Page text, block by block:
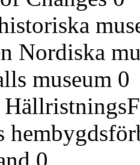
Nordiska
museum 0
0